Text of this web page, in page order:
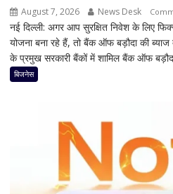
August 7, 2026 News Desk
नई दिल्ली: अगर आप सुरक्षित निवेश के लिए
योजना बना रहे हैं, तो बैंक ऑफ बड़ौदा की
के प्रमुख सरकारी बैंकों में शामिल बैंक ऑफ
बिजनेस